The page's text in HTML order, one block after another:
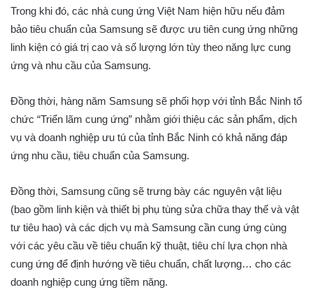
Trong khi đó, các nhà cung ứng Việt Nam hiện hữu nếu đảm
bảo tiêu chuẩn của Samsung sẽ được ưu tiên cung ứng những
linh kiện có giá trị cao và số lượng lớn tùy theo năng lực cung
ứng và nhu cầu của Samsung.
Đồng thời, hàng năm Samsung sẽ phối hợp với tỉnh Bắc Ninh tổ
chức “Triển lãm cung ứng” nhằm giới thiệu các sản phẩm, dịch
vụ và doanh nghiệp ưu tú của tỉnh Bắc Ninh có khả năng đáp
ứng nhu cầu, tiêu chuẩn của Samsung.
Đồng thời, Samsung cũng sẽ trưng bày các nguyên vật liệu
(bao gồm linh kiện và thiết bị phụ tùng sửa chữa thay thế và vật
tư tiêu hao) và các dịch vụ mà Samsung cần cung ứng cùng
với các yêu cầu về tiêu chuẩn kỹ thuật, tiêu chí lựa chọn nhà
cung ứng để định hướng về tiêu chuẩn, chất lượng… cho các
doanh nghiệp cung ứng tiềm năng.